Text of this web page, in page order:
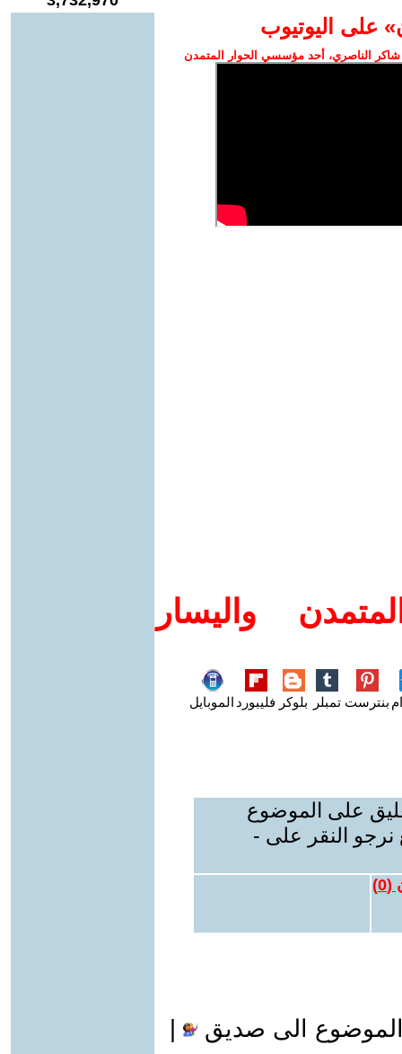
على اليوتيوب
الناصري، أحد مؤسسي الحوار المتمدن
واليسار
بنترست تمبلر بلوكر فليبورد الموبايل
على الموضوع
نرجو النقر على -
(
0
)
الى صديق